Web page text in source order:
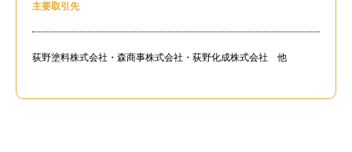
主要取引先
荻野塗料株式会社・森商事株式会社・荻野化成株式会社 他